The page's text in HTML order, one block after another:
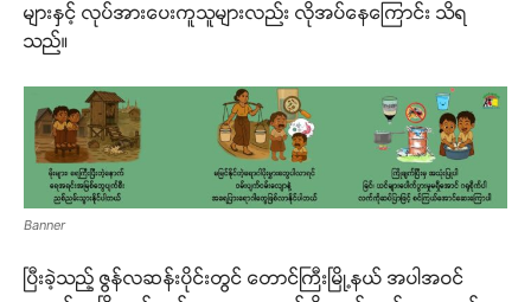
များနှင့် လုပ်အားပေးကူသူများလည်း လိုအပ်နေကြောင်း သိရ
သည်။
Banner
ပြီးခဲ့သည့် ဇွန်လဆန်းပိုင်းတွင် တောင်ကြီးမြို့နယ် အပါအဝင်